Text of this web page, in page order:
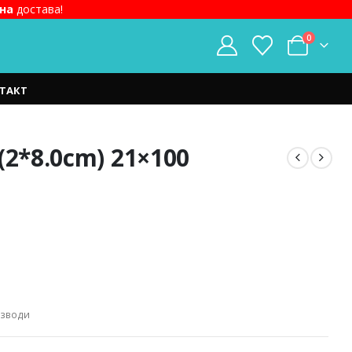
достава!
0
21×100